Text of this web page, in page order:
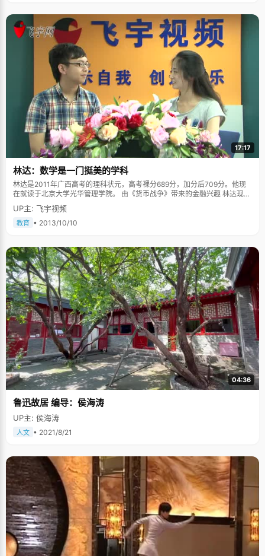
标奋进，争取做有志者：胜不骄，败不馁。用火一样的热情，全身心的投
入。我们要做沸腾的铁水，每一滴都发出高热，我们走到哪里，就把哪里的
黑暗和寒冷驱散。我们要做个萤火虫，永远要朝着光明的去处走，即使在前
进的途中，粉身碎骨，也唱着高歌不回头！我的同时代伙伴们，青春属于
你，属于我，属于我们每一个人！我们是时代弄潮儿，让青春闪光是我们神
圣的职责！让我们把青春奉为梦想，把梦想化为行动，用我们的青春和激
情，扬起生命的旗帜。去奏响追求生命和谐梦想的乐章。"
17:17
林达：数学是一门挺美的学科
林达是2011年广西高考的理科状元，高考裸分689分，加分后709分。他现
在就读于北京大学光华管理学院。 由《货币战争》带来的金融兴趣 林达现在
是北京大学光华管理学院大二的一名学生，能够学习金融学的专业，也是他
一直的梦想。在高中的时候，林达读了这本曾红极一时的《货币战争》，这
本书神奇的描写和生动的语言，深深地影响了林达，让他开始对金融专业感
了，对这个中国最高的学府特别向往，通过不断努力，林达真的实现了自己
的梦。 理科生的文理情节 虽然是理科生出身，但是林达最大的爱好确是读文
学类的书籍，他最喜欢的作家是村上春树。他印象中第一次特别认真的读一
本书是在初二的时候，一个很偶然的机会，他在书店看到了《海边的卡夫
卡》这本书，便立即被书的封面吸引。回到家之后，已经是傍晚的5、6
点。"我印象特别深，吃过饭之后大概是7点，一直看了四个多小时。这本书
的故事情节特别的引人入胜，一看下去就停不下来。"从这之后，他也陆陆续
续看了村上春树的很多书，比如《挪威的森林》和《1Q84》，除此之外，受
到了村上春树的影响，他还阅读了菲茨杰拉德的《了不起的盖茨比》。对于
阅读了这些书籍之后有哪些收获，林达这样告诉我们："这些书教会我如何去
思考问题，更根本的事情是如何去看待这个世界，这些是非常难以替代的作
用。" 当然了，作为一个理科生，林达自然在数学方面有独特的造诣，在他看
来数学是一门挺美的学科。"小的时候，我父亲给我推荐了一本书叫做《什么
是数学》，它从数学的起源讲起，把数学的本质展现给了大家，这本书让我
一直参加数学竞赛的动力。"除了受这本书影响，除此之外，林达的数学老师
他，他都会与我分享他最近看了哪些数学的著作，有了解哪些理论等等，他
对数学的这种热爱，真的很影响我。" 骑行去旅游 收获颇丰 林达以前非常喜
欢运动，他参加足球队，参加比赛；心情不好的时候最喜欢到操场去。然
而，现在当问起林达他最遗憾的事情是什么，他羞涩的笑了笑，"最遗憾的事
的故事，三个大男生，没有任何骑行经验，却敢于上路，一路上风风雨雨，
经历最多的事情反而是——修自行车。这一路上，不仅锻炼了他们的意志品
质，还让他们的修车技术有了很大的提升，林达笑着与我们分享。 采访结
束，林达给我们的感觉就像一个绅士，总是很安静的微笑着，他告诉我们接
下来可能要到英国留学，愿林达同学能够在英国能够取得更多的进步。
UP主: 飞宇视频
教育 • 2013/10/10
04:36
鲁迅故居 编导：侯海涛
UP主: 侯海涛
人文 • 2021/8/21